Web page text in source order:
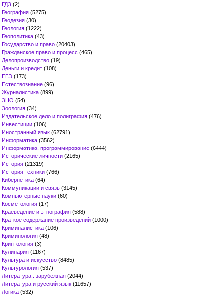
ГДЗ (2)
География (5275)
Геодезия (30)
Геология (1222)
Геополитика (43)
Государство и право (20403)
Гражданское право и процесс (465)
Делопроизводство (19)
Деньги и кредит (108)
ЕГЭ (173)
Естествознание (96)
Журналистика (899)
ЗНО (54)
Зоология (34)
Издательское дело и полиграфия (476)
Инвестиции (106)
Иностранный язык (62791)
Информатика (3562)
Информатика, программирование (6444)
Исторические личности (2165)
История (21319)
История техники (766)
Кибернетика (64)
Коммуникации и связь (3145)
Компьютерные науки (60)
Косметология (17)
Краеведение и этнография (588)
Краткое содержание произведений (1000)
Криминалистика (106)
Криминология (48)
Криптология (3)
Кулинария (1167)
Культура и искусство (8485)
Культурология (537)
Литература : зарубежная (2044)
Литература и русский язык (11657)
Логика (532)